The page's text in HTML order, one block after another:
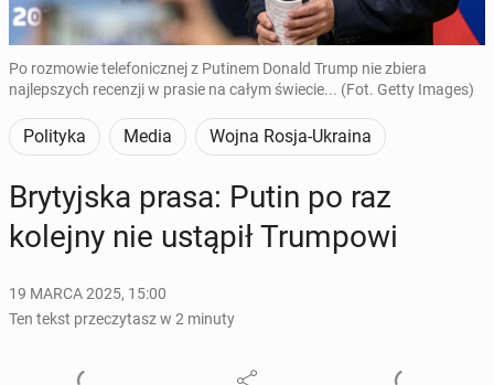
Po rozmowie telefonicznej z Putinem Donald Trump nie zbiera
najlepszych recenzji w prasie na całym świecie... (Fot. Getty Images)
Polityka Media Wojna Rosja-Ukraina
Bry­tyj­ska prasa: Putin po raz
kolejny nie ustąpił Trum­po­wi
19 MARCA 2025, 15:00
Ten tekst przeczytasz w 2 minuty